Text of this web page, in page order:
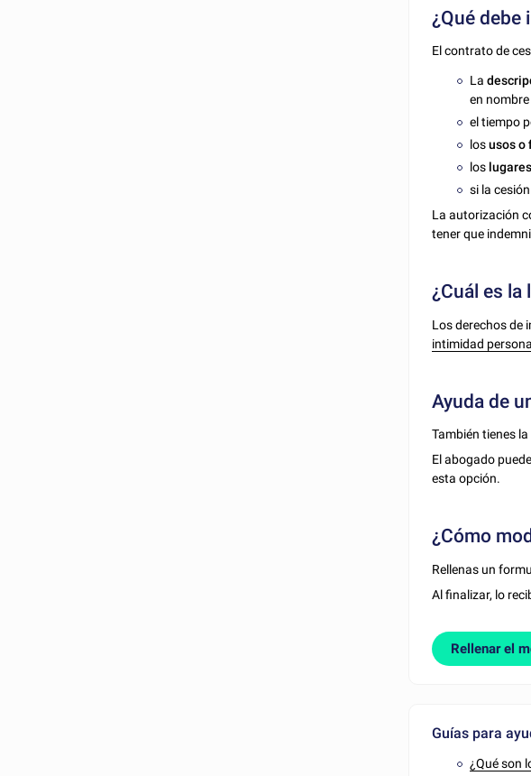
¿Qué debe
El contrato de
La
en
el tiempo
losusos o
los
si la
La autorización
tener que
¿Cuál es
Los derechos de
intimidad
Ayuda de
También tienes
El abogado
esta opción.
¿Cómo
Rellenas un
Al finalizar, lo
Rellenar el
Guías para
¿Qué son